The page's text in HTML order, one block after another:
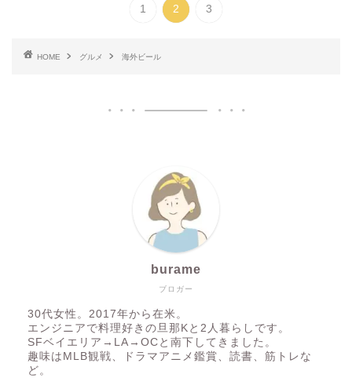
1 2 3
HOME グルメ 海外ビール
ブロガー
burame
30代女性。2017年から在米。
エンジニアで料理好きの旦那Kと2人暮らしです。
SFベイエリア→LA→OCと南下してきました。
趣味はMLB観戦、ドラマアニメ鑑賞、読書、筋トレな
ど。